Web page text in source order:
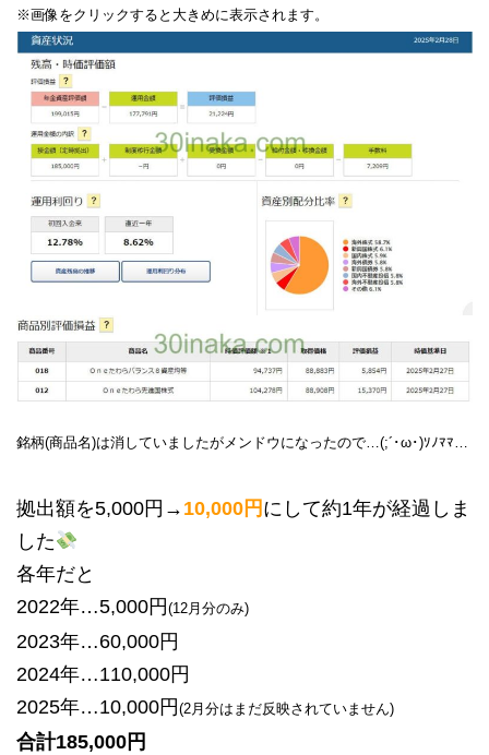
※画像をクリックすると大きめに表示されます。
銘柄(商品名)は消していましたがメンドウになったので…(;´･ω･)ｿﾉﾏﾏ…
拠出額を5,000円→ 10,000円 にして約1年が経過しま
した
各年だと
2022年…5,000円 (12月分のみ)
2023年…60,000円
2024年…110,000円
2025年…10,000円 (2月分はまだ反映されていません)
合計185,000円